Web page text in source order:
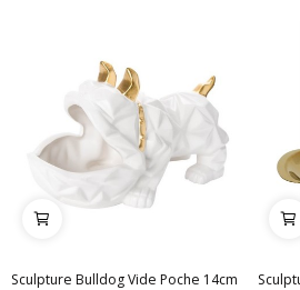
Sculpture Bulldog Vide Poche 14cm